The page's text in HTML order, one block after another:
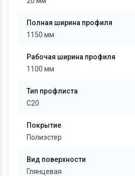
Полная ширина профиля
1150 мм
Рабочая ширина профиля
1100 мм
Тип профлиста
С20
Покрытие
Полиэстер
Вид поверхности
Глянцевая